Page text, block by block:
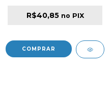
R$40,85 no PIX